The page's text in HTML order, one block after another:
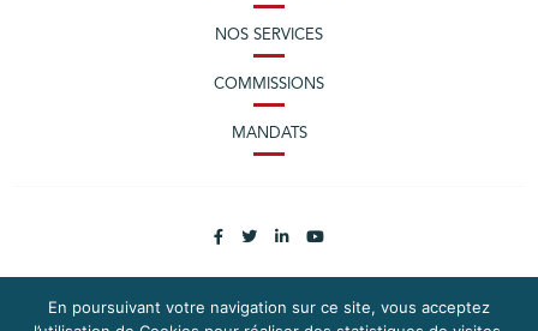
NOS SERVICES
COMMISSIONS
MANDATS
En poursuivant votre navigation sur ce site, vous acceptez